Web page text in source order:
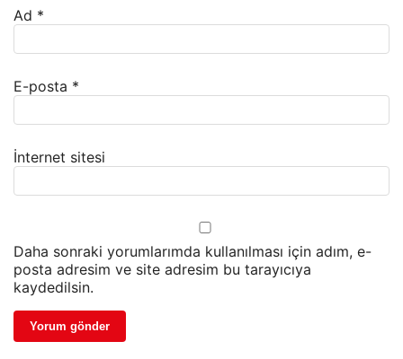
Ad *
E-posta *
İnternet sitesi
Daha sonraki yorumlarımda kullanılması için adım, e-
posta adresim ve site adresim bu tarayıcıya
kaydedilsin.